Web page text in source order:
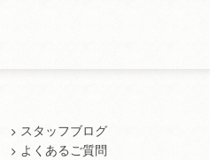
スタッフブログ
よくあるご質問